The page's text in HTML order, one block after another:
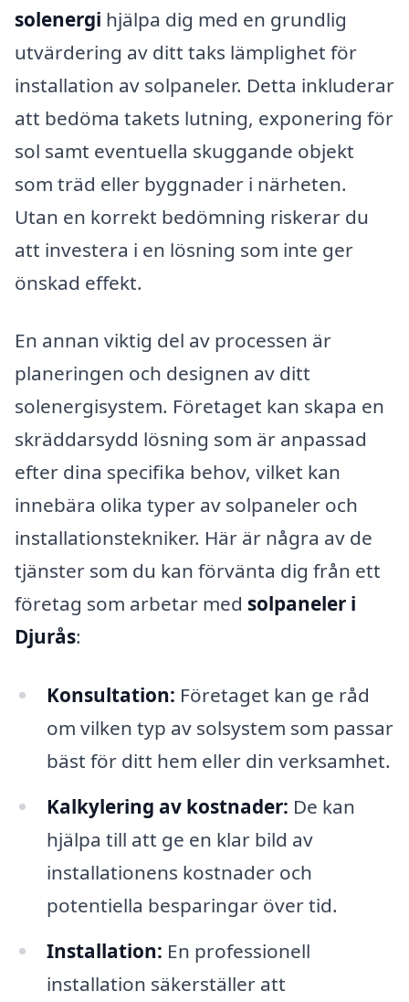
solenergi hjälpa dig med en grundlig
utvärdering av ditt taks lämplighet för
installation av solpaneler. Detta inkluderar
att bedöma takets lutning, exponering för
sol samt eventuella skuggande objekt
som träd eller byggnader i närheten.
Utan en korrekt bedömning riskerar du
att investera i en lösning som inte ger
önskad effekt.
En annan viktig del av processen är
planeringen och designen av ditt
solenergisystem. Företaget kan skapa en
skräddarsydd lösning som är anpassad
efter dina specifika behov, vilket kan
innebära olika typer av solpaneler och
installationstekniker. Här är några av de
tjänster som du kan förvänta dig från ett
företag som arbetar med solpaneler i
Djurås:
Konsultation: Företaget kan ge råd
om vilken typ av solsystem som passar
bäst för ditt hem eller din verksamhet.
Kalkylering av kostnader: De kan
hjälpa till att ge en klar bild av
installationens kostnader och
potentiella besparingar över tid.
Installation: En professionell
installation säkerställer att